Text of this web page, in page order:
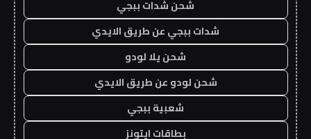
شحن شدات ببجي
شدات ببجي عن طريق الايدي
شحن يلا لودو
شحن لودو عن طريق الايدي
شعبية ببجي
بطاقات ايتونز